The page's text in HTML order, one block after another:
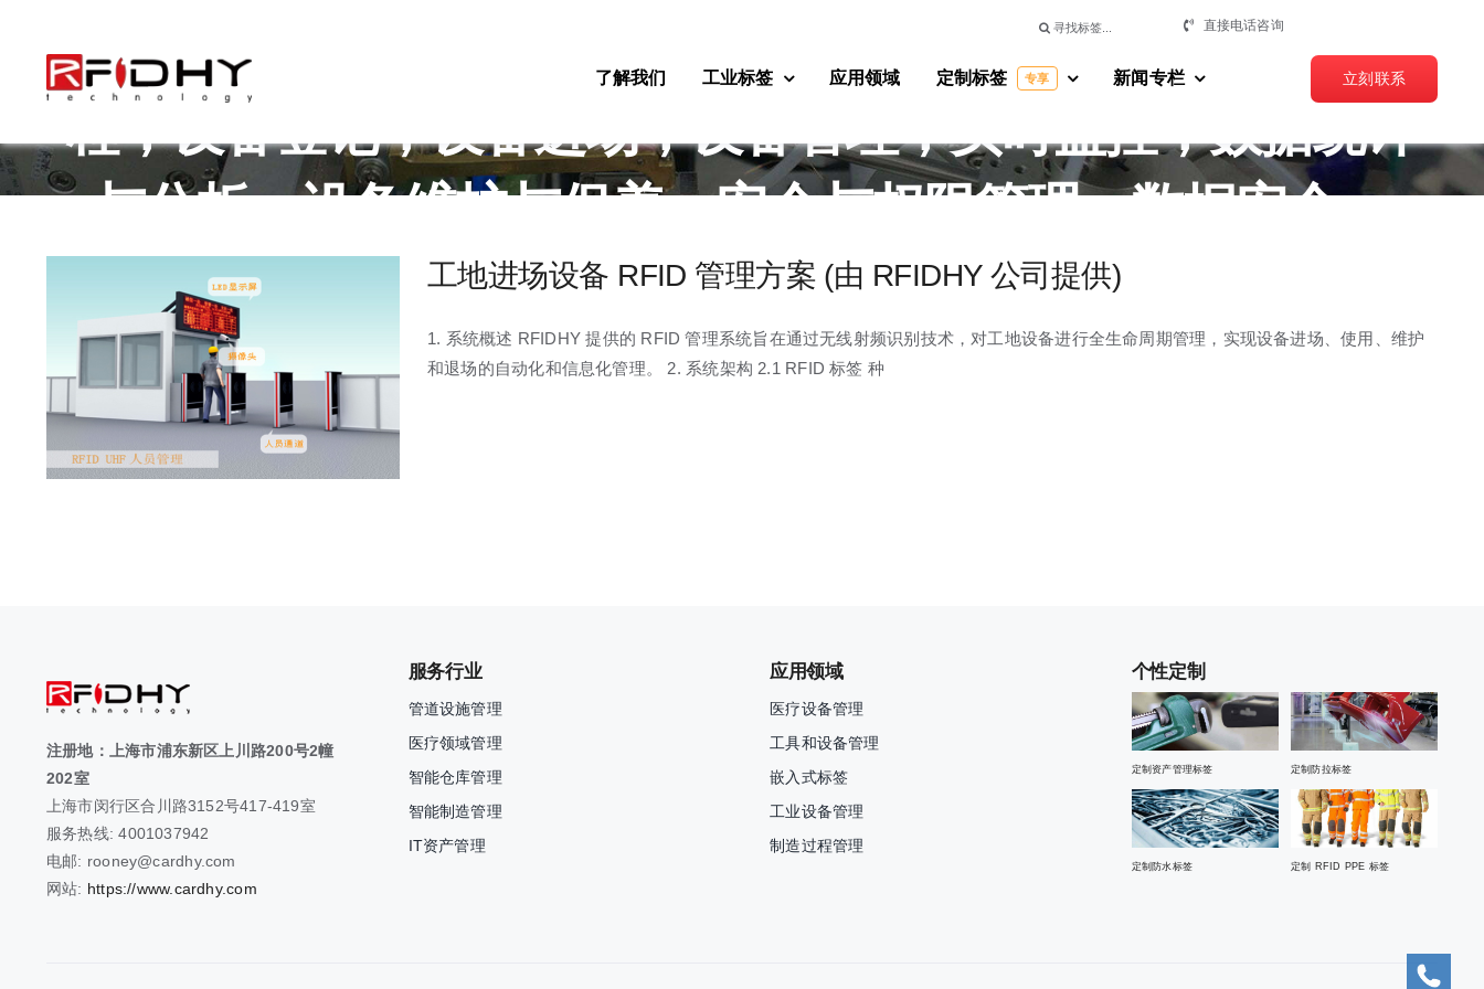
搜
直接电话咨询
了解我们 工业标签 应用领域 定制标签 专享 新闻专栏 立刻联系
器，固定读写器，移动读写器，中央管理系统，设备进场流
程，设备登记，设备进场，设备管理，实时监控，数据统计
与分析，设备维护与保养，安全与权限管理，数据安全，
AES 加密技术，权限管理，系统实施步骤，RFID 标签与读
写器的采购
工地进场设备 RFID 管理方案 (由 RFIDHY 公司提供)
1. 系统概述 RFIDHY 提供的 RFID 管理系统旨在通过无线射频识别技术，对工地设备进行全生命周期管理，实现设备进场、使用、维护
和退场的自动化和信息化管理。 2. 系统架构 2.1 RFID 标签 种
注册地：上海市浦东新区上川路200号2幢
202室
上海市闵行区合川路3152号417-419室
服务热线: 4001037942
电邮: rooney@cardhy.com
网站: https://www.cardhy.com
服务行业
管道设施管理
医疗领域管理
智能仓库管理
智能制造管理
IT资产管理
应用领域
医疗设备管理
工具和设备管理
嵌入式标签
工业设备管理
制造过程管理
个性定制
定制资产管理标签
定制防水标签
定制防拉标签
定制 RFID PPE 标签